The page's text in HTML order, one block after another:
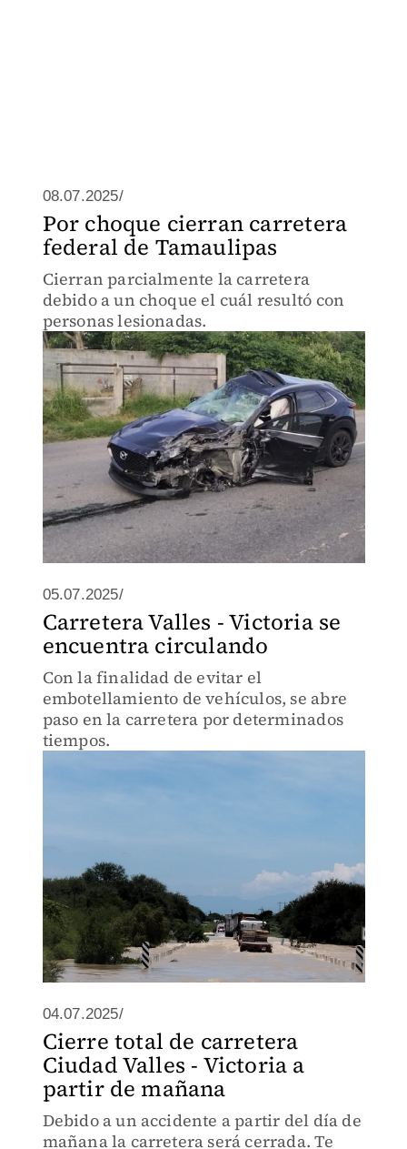
08.07.2025/
Por choque cierran carretera
federal de Tamaulipas
Cierran parcialmente la carretera
debido a un choque el cuál resultó con
personas lesionadas.
05.07.2025/
Carretera Valles - Victoria se
encuentra circulando
Con la finalidad de evitar el
embotellamiento de vehículos, se abre
paso en la carretera por determinados
tiempos.
04.07.2025/
Cierre total de carretera
Ciudad Valles - Victoria a
partir de mañana
Debido a un accidente a partir del día de
mañana la carretera será cerrada. Te